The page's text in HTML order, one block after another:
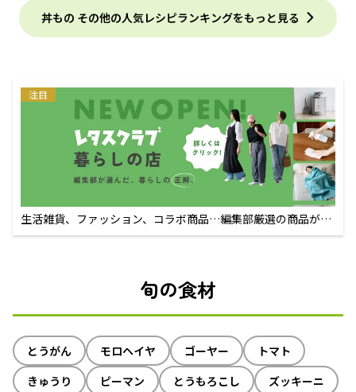
丼もの その他の人気レシピランキングをもっと見る
注目
生活雑貨、ファッション、コラボ商品…編集部厳選の商品が買
えるECサイト
旬の食材
とうがん モロヘイヤ ゴーヤー
トマト
きゅうり
ピーマン とうもろこし ズッキーニ